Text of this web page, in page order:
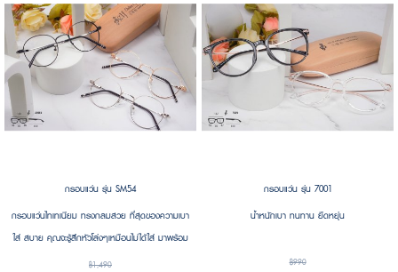
กรอบแว่น รุ่น SM54
กรอบแว่นไทเทเนียม ทรงกลมสวย ที่สุดของความเบา
ใส่ สบาย คุณจะรู้สึกหัวโล่งๆเหมือนไม่ได้ใส่ มาพร้อม
ความทนทาน ทนแรงกดทับได้ดี น้ำหนักเบา กรอบบาง
฿1,490
กรอบแว่น รุ่น 7001
น้ำหนักเบา ทนทาน ยืดหยุ่น
฿990